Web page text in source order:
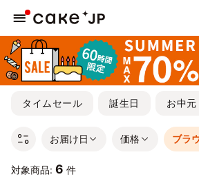
タイムセール 誕生日 お中元
お届け日 価格 ブラ
対象商品: 6 件